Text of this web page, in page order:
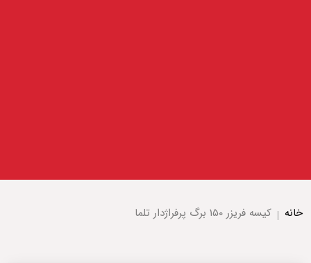
خانه کیسه فریزر 150 برگ پرفراژدار تلما